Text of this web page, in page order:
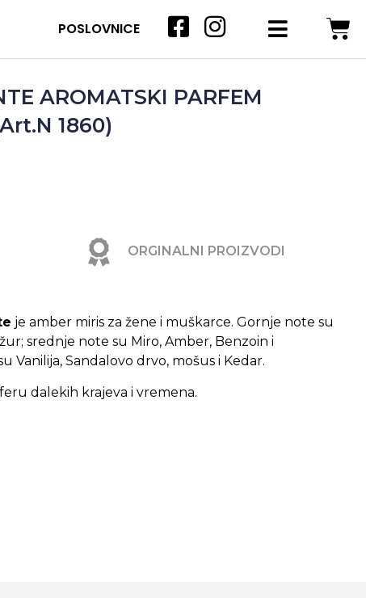
POSLOVNICE
AROMATSKI PARFEM
1860)
ORGINALNI PROIZVODI
je amber miris za žene i muškarce. Gornje note su
srednje note su Miro, Amber, Benzoin i
Vanilija, Sandalovo drvo, mošus i Kedar.
dalekih krajeva i vremena.